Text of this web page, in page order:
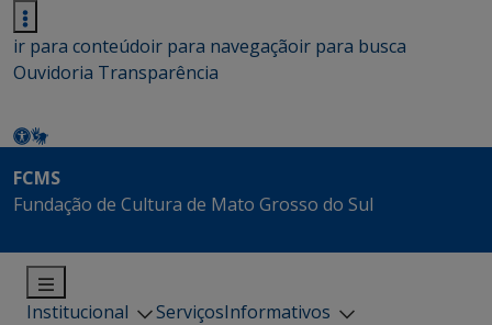
ir para conteúdoir para navegaçãoir para busca
Ouvidoria Transparência
FCMS
Fundação de Cultura de Mato Grosso do Sul
Institucional ServiçosInformativos